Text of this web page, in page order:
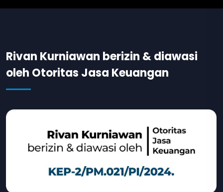
Rivan Kurniawan berizin & diawasi
oleh Otoritas Jasa Keuangan